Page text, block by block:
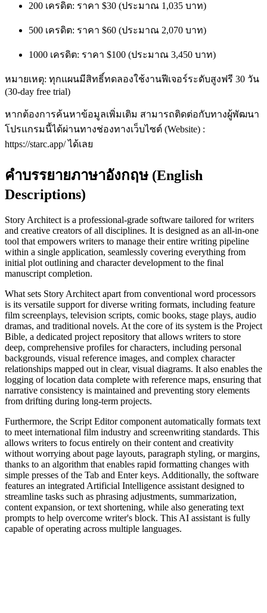
200 เครดิต: ราคา $30 (ประมาณ 1,035 บาท)
500 เครดิต: ราคา $60 (ประมาณ 2,070 บาท)
1000 เครดิต: ราคา $100 (ประมาณ 3,450 บาท)
หมายเหตุ: ทุกแผนมีสิทธิ์ทดลองใช้งานฟีเจอร์ระดับสูงฟรี 30 วัน
(30-day free trial)
หากต้องการค้นหาข้อมูลเพิ่มเติม สามารถติดต่อกับทางผู้พัฒนา
โปรแกรมนี้ได้ผ่านทางช่องทางเว็บไซต์ (Website) :
https://starc.app/ ได้เลย
คำบรรยายภาษาอังกฤษ (English
Descriptions)
Story Architect is a professional-grade software tailored for writers
and creative creators of all disciplines. It is designed as an all-in-one
tool that empowers writers to manage their entire writing pipeline
within a single application, seamlessly covering everything from
initial plot outlining and character development to the final
manuscript completion.
What sets Story Architect apart from conventional word processors
is its versatile support for diverse writing formats, including feature
film screenplays, television scripts, comic books, stage plays, audio
dramas, and traditional novels. At the core of its system is the Project
Bible, a dedicated project repository that allows writers to store
deep, comprehensive profiles for characters, including personal
backgrounds, visual reference images, and complex character
relationships mapped out in clear, visual diagrams. It also enables the
logging of location data complete with reference maps, ensuring that
narrative consistency is maintained and preventing story elements
from drifting during long-term projects.
Furthermore, the Script Editor component automatically formats text
to meet international film industry and screenwriting standards. This
allows writers to focus entirely on their content and creativity
without worrying about page layouts, paragraph styling, or margins,
thanks to an algorithm that enables rapid formatting changes with
simple presses of the Tab and Enter keys. Additionally, the software
features an integrated Artificial Intelligence assistant designed to
streamline tasks such as phrasing adjustments, summarization,
content expansion, or text shortening, while also generating text
prompts to help overcome writer's block. This AI assistant is fully
capable of operating across multiple languages.